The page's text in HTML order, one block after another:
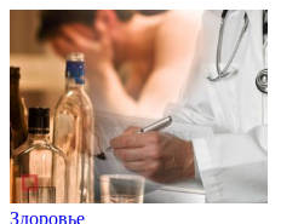
Здоровье